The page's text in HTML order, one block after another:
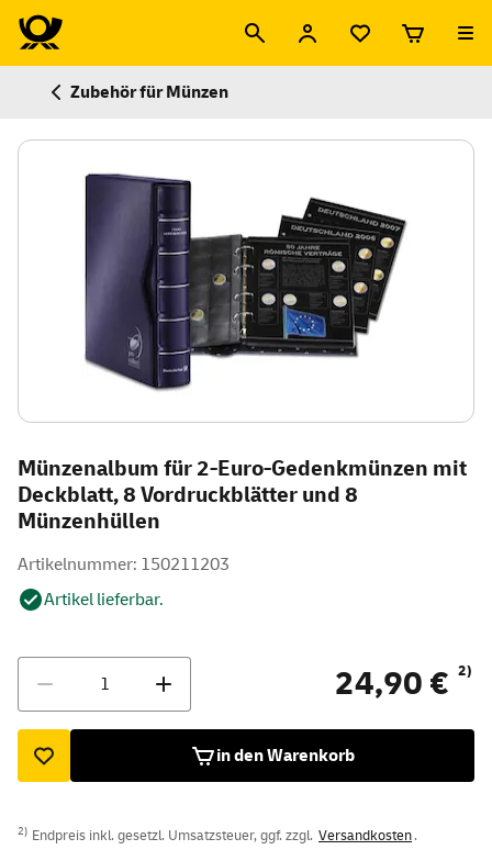
Zubehör für Münzen
Münzenalbum für 2-Euro-Gedenkmünzen mit
Deckblatt, 8 Vordruckblätter und 8
Münzenhüllen
Artikelnummer: 150211203
Artikel lieferbar.
24,90 € 2)
in den Warenkorb
2) Endpreis inkl. gesetzl. Umsatzsteuer, ggf. zzgl. Versandkosten.